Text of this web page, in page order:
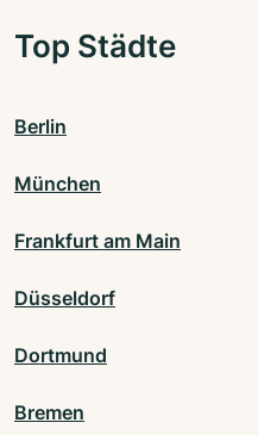
Top Städte
Berlin
München
Frankfurt am Main
Düsseldorf
Dortmund
Bremen